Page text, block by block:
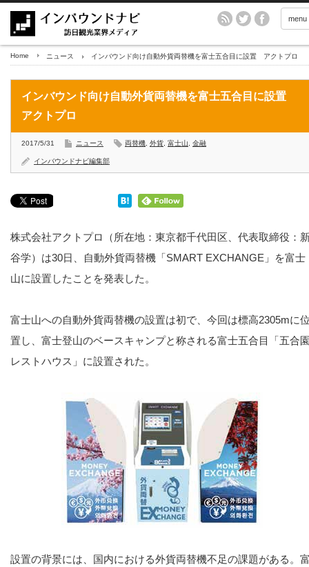
menu
Home ニュース インバウンド向け自動外貨両替機を富士五合目に設置 アクトプロ
インバウンド向け自動外貨両替機を富士五合目に設置
アクトプロ
2017/5/31 ニュース 両替機 外貨 富士山 金融
インバウンドナビ編集部
株式会社アクトプロ（所在地：東京都千代田区、代表取締役：
谷学）は30日、自動外貨両替機「SMART EXCHANGE」を富士
山に設置したことを発表した。
富士山への自動外貨両替機の設置は初で、今回は標高2305mに
置し、富士登山のベースキャンプと称される富士五合目「五合
レストハウス」に設置された。
設置の背景には、国内における外貨両替機不足の課題がある。